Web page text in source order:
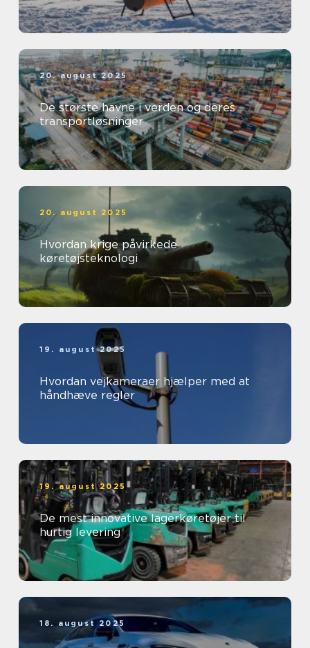
20. august 2025
De største havne i verden og deres
transportløsninger
20. august 2025
Hvordan krige påvirkede
køretøjsteknologi
19. august 2025
Hvordan vejkameraer hjælper med at
håndhæve regler
19. august 2025
De mest innovative lagerkøretøjer til
hurtig levering
18. august 2025